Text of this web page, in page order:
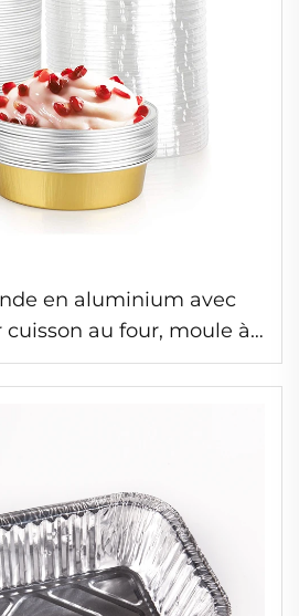
en aluminium avec
au four, moule à
gâteau, mini moules à
doré, 250 ml